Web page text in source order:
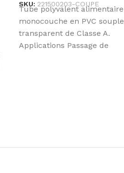
SKU: 221500203-COUPE
Tube polyvalent alimentaire
monocouche en PVC souple
transparent de Classe A.
Applications Passage de